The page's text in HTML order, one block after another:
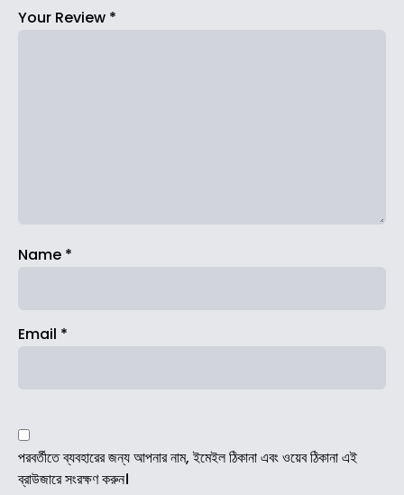
Your Review *
Name *
Email *
পরবর্তীতে ব্যবহারের জন্য আপনার নাম, ইমেইল ঠিকানা এবং ওয়েব ঠিকানা এই
ব্রাউজারে সংরক্ষণ করুন।